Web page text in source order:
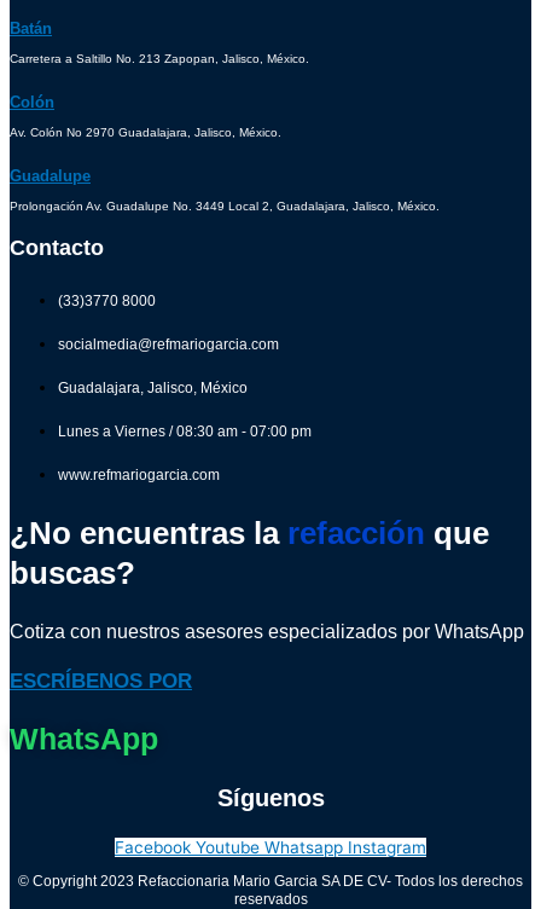
Batán
Carretera a Saltillo No. 213 Zapopan, Jalisco, México.
Colón
Av. Colón No 2970 Guadalajara, Jalisco, México.
Guadalupe
Prolongación Av. Guadalupe No. 3449 Local 2, Guadalajara, Jalisco, México.
Contacto
(33)3770 8000
socialmedia@refmariogarcia.com
Guadalajara, Jalisco, México
Lunes a Viernes / 08:30 am - 07:00 pm
www.refmariogarcia.com
¿No encuentras la refacción que
buscas?
Cotiza con nuestros asesores especializados por WhatsApp
ESCRÍBENOS POR
WhatsApp
Síguenos
Facebook Youtube Whatsapp Instagram
© Copyright 2023 Refaccionaria Mario Garcia SA DE CV- Todos los derechos
reservados